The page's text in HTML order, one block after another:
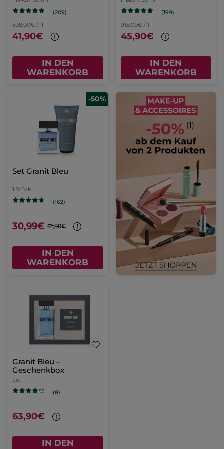
(209)
838,00€ / 1l
41,90€
IN DEN
WARENKORB
(199)
918,00€ / 1l
45,90€
IN DEN
WARENKORB
-50%
Set Granit Bleu
1 Stück
(162)
30,99€ 61,80€
IN DEN
WARENKORB
Granit Bleu –
Geschenkbox
Set
(8)
63,90€
IN DEN